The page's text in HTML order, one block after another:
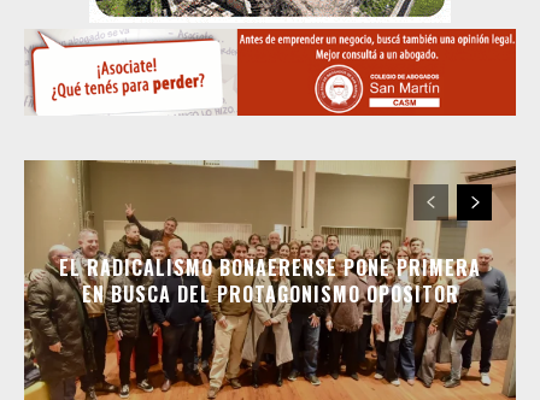
EL RADICALISMO BONAERENSE PONE PRIMERA
EN BUSCA DEL PROTAGONISMO OPOSITOR